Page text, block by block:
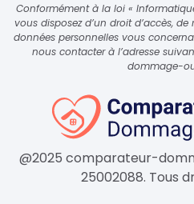
Conformément à la loi «
vous disposez d’un droit d’accès,
données personnelles vous
nous contacter à l’adresse
dommage-
@2025 comparateur-
25002088. Tous